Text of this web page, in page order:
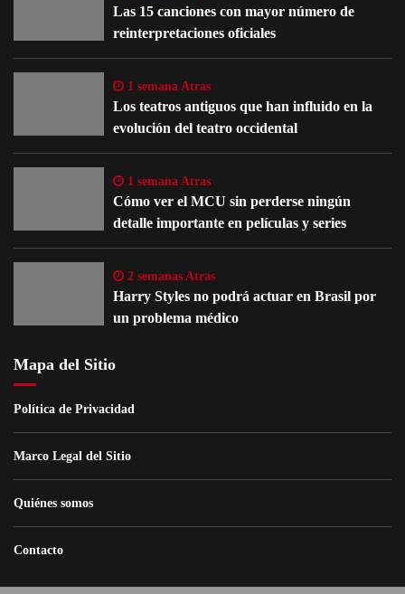
Las 15 canciones con mayor número de
reinterpretaciones oficiales
1 semana Atras
Los teatros antiguos que han influido en la
evolución del teatro occidental
1 semana Atras
Cómo ver el MCU sin perderse ningún
detalle importante en películas y series
2 semanas Atras
Harry Styles no podrá actuar en Brasil por
un problema médico
Mapa del Sitio
Política de Privacidad
Marco Legal del Sitio
Quiénes somos
Contacto